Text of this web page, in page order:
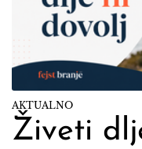
AKTUALNO
Živeti